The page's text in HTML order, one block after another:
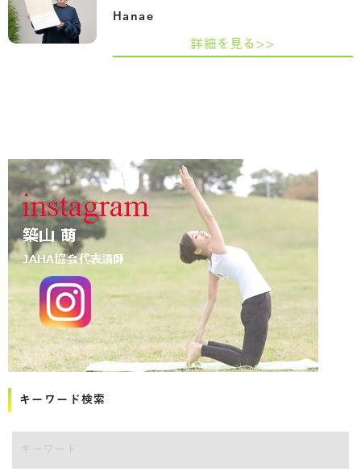
Hanae
詳細を見る>>
キーワード検索